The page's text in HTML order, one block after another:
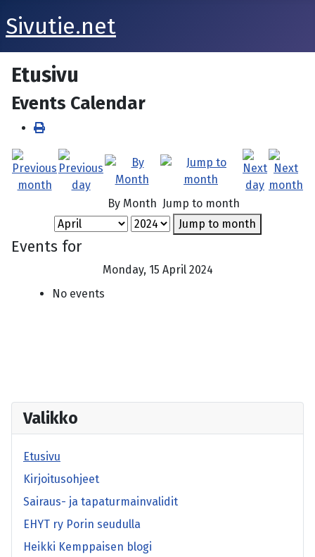
Sivutie.net
Etusivu
Events Calendar
By Month Jump to month
Jump to month
Events for
Monday, 15 April 2024
No events
Valikko
Etusivu
Kirjoitusohjeet
Sairaus- ja tapaturmainvalidit
EHYT ry Porin seudulla
Heikki Kemppaisen blogi